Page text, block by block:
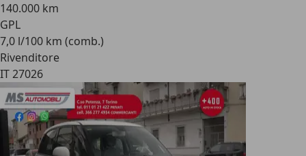
140.000 km
GPL
7,0 l/100 km (comb.)
Rivenditore
IT 27026